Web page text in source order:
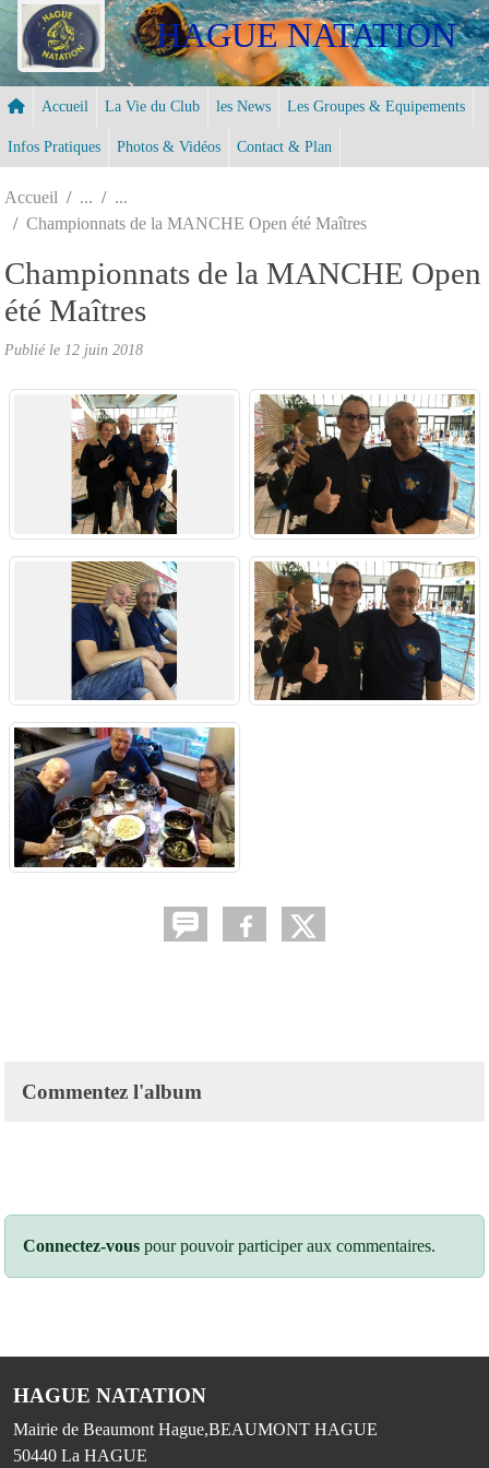
HAGUE NATATION
Accueil La Vie du Club les News Les Groupes & Equipements
Infos Pratiques Photos & Vidéos Contact & Plan
Accueil
Championnats de la MANCHE Open été Maîtres
Championnats de la MANCHE Open
été Maîtres
Publié le 12 juin 2018
Commentez l'album
Connectez-vous pour pouvoir participer aux commentaires.
HAGUE NATATION
Mairie de Beaumont Hague,BEAUMONT HAGUE
50440 La HAGUE
Panneau de gestion des cookies